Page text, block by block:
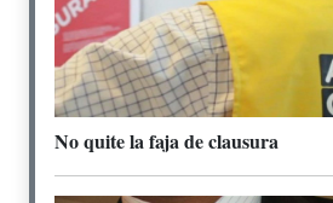
No quite la faja de clausura